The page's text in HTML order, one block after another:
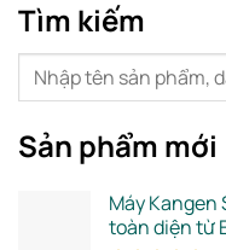
Tìm kiếm
Sản phẩm mới
Máy Kangen
toàn diện từ